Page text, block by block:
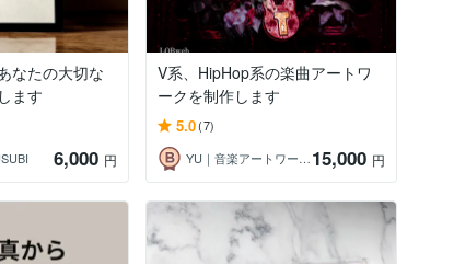
なたの大切な
ます
6,000 円
V系、HipHop系の楽曲アートワ
ークを制作します
5.0(7)
YU｜音楽アートワーク制作 15,000 円